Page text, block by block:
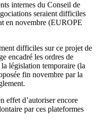
internes du Conseil de
seraient difficiles
difficiles sur ce projet de
encadré les ordres de
législation temporaire (la
fin novembre par la
effet d’autoriser encore
par ces plateformes